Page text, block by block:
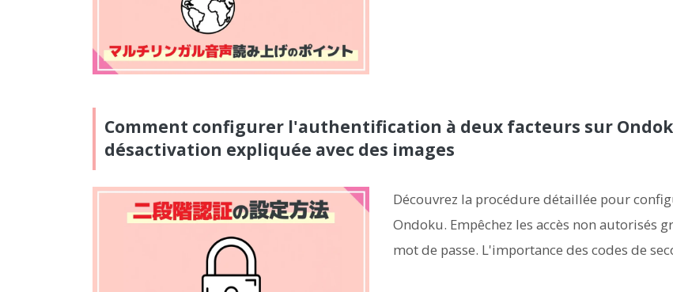
Comment configurer l'authentification à deux facteurs sur
désactivation expliquée avec des images
Découvrez la procédure détaillée pour
Ondoku. Empêchez les accès non autorisés
mot de passe. L'importance des codes de